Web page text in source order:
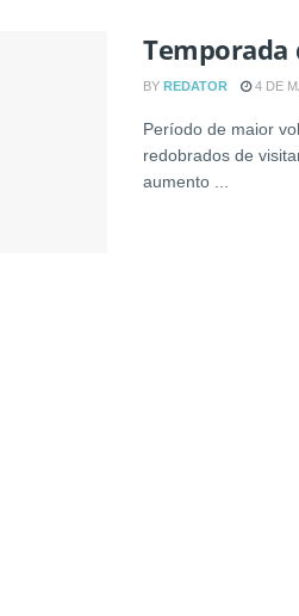
Temporada
BY REDATOR 4 DE
Período de maior
redobrados de
aumento ...